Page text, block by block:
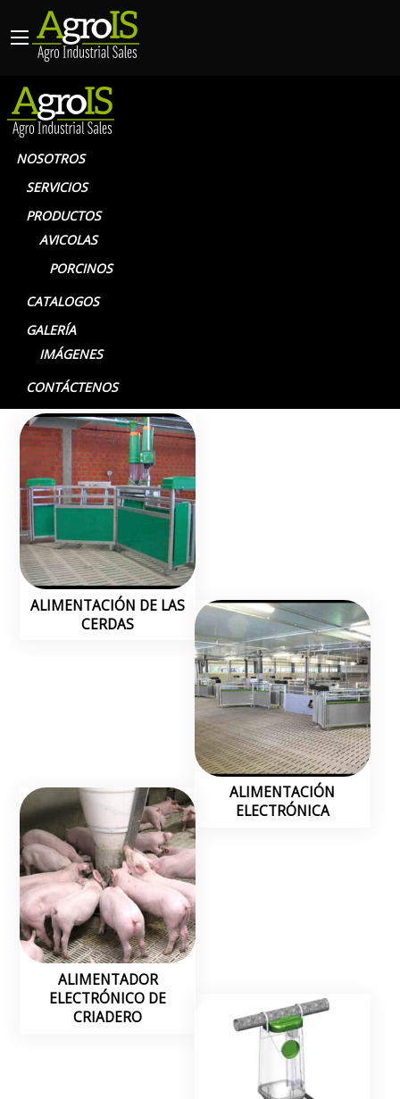
NOSOTROS
SERVICIOS
PRODUCTOS
AVICOLAS
PORCINOS
CATALOGOS
GALERÍA
IMÁGENES
CONTÁCTENOS
PORCINOS
PORCINOS
ALIMENTACIÓN DE LAS
CERDAS
ALIMENTACIÓN
ELECTRÓNICA
ALIMENTADOR
ELECTRÓNICO DE
CRIADERO